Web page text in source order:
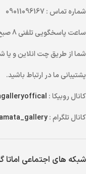
شماره تماس: 09011096167
ساعت پاسخگویی تلفنی
شما از طریقچت انلاینو یا
پشتیبانی ما در ارتباط باشید.
کانال روبیکا :
کانال تلگرام :
شبکه های اجتماعی اماتا